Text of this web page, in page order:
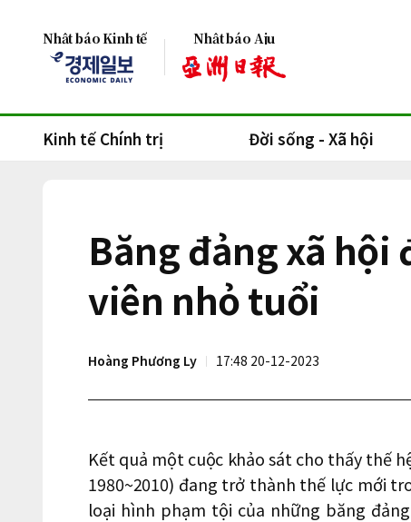
Nhật báo Kinh tế Nhật báo Aju
Kinh tế Chính trị Đời sống - Xã hội
Băng đảng xã hội
viên nhỏ tuổi
Hoàng Phương Ly 17:48 20-12-2023
Kết quả một cuộc khảo sát cho thấy thế
1980~2010) đang trở thành thế lực mới
loại hình phạm tội của những băng